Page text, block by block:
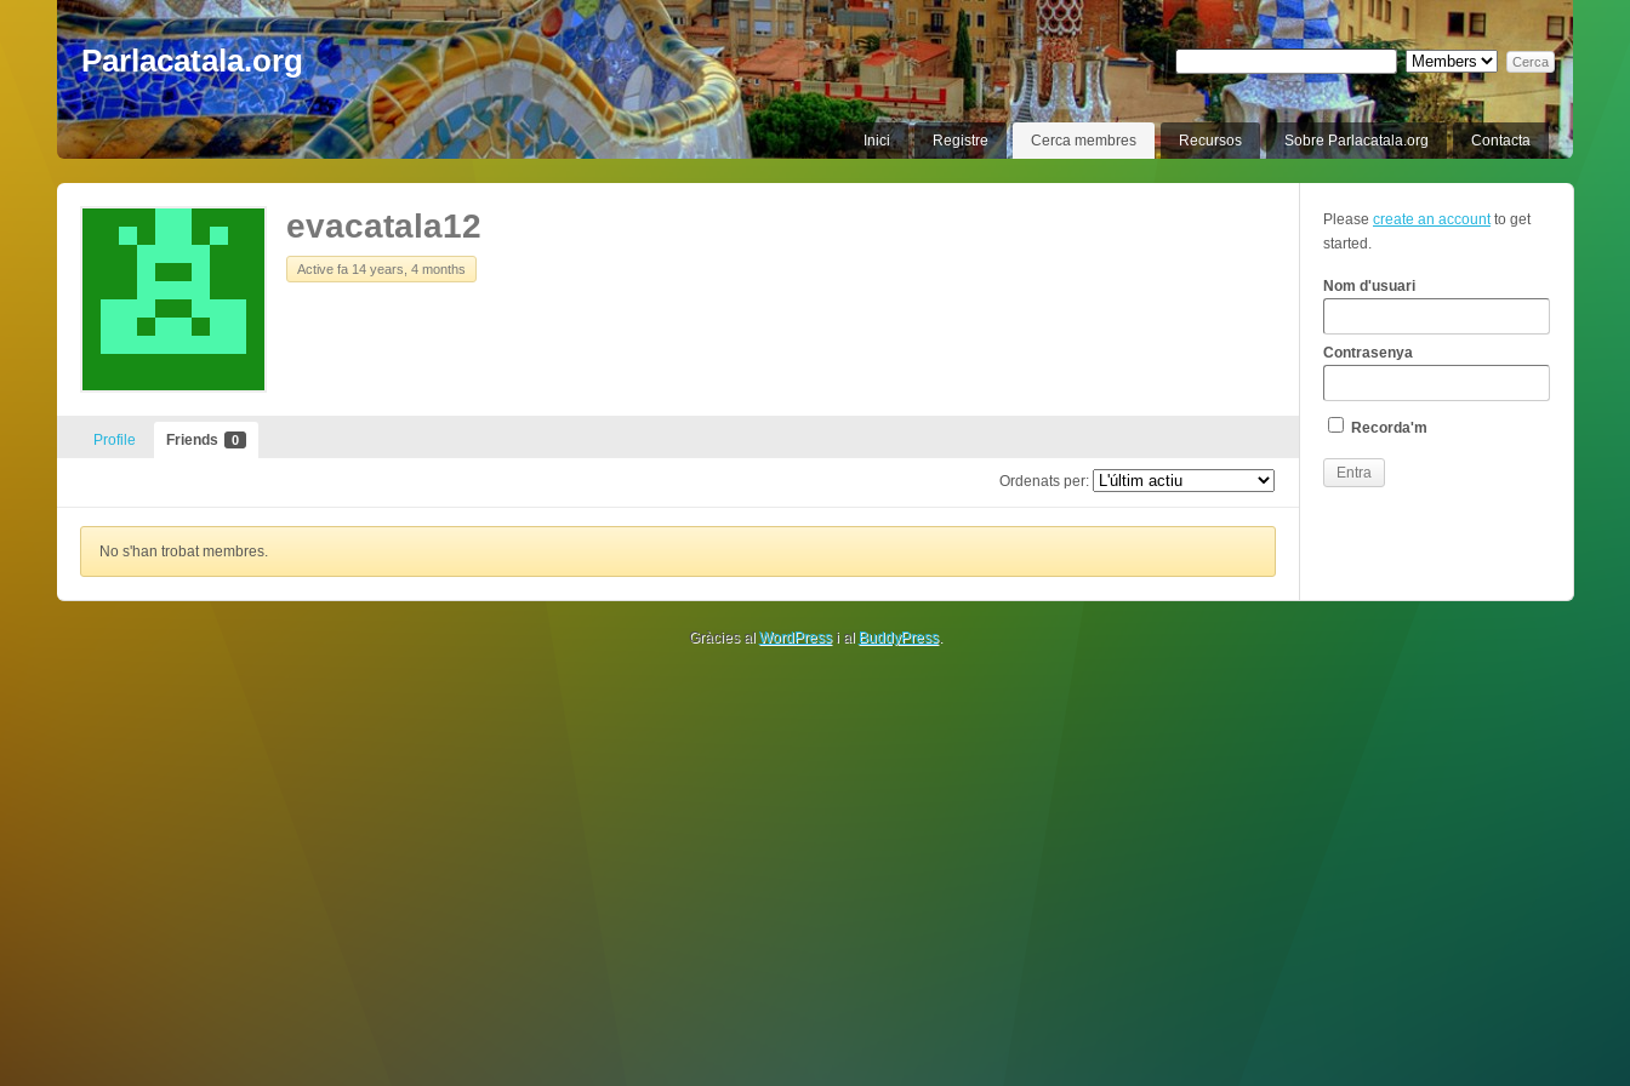
Parlacatala.org
Inici Registre Cerca membres Recursos Sobre Parlacatala.org Contacta
evacatala12
Active fa 14 years, 4 months
Profile Friends 0
Ordenats per:
No s'han trobat membres.
Please create an accountto get
started.
Nom d'usuari
Contrasenya
Recorda'm
Gràcies al WordPressi al BuddyPress.